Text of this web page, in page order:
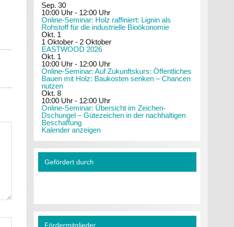
Sep. 30
10:00 Uhr- 12:00 Uhr
Online-Seminar: Holz raffiniert: Lignin als
Rohstoff für die industrielle Bioökonomie
Okt. 1
1 Oktober- 2 Oktober
EASTWOOD 2026
Okt. 1
10:00 Uhr- 12:00 Uhr
Online-Seminar: Auf Zukunftskurs: Öffentliches
Bauen mit Holz: Baukosten senken – Chancen
nutzen
Okt. 8
10:00 Uhr- 12:00 Uhr
Online-Seminar: Übersicht im Zeichen-
Dschungel – Gütezeichen in der nachhaltigen
Beschaffung
Kalender anzeigen
Gefördert durch
Fördermitglieder